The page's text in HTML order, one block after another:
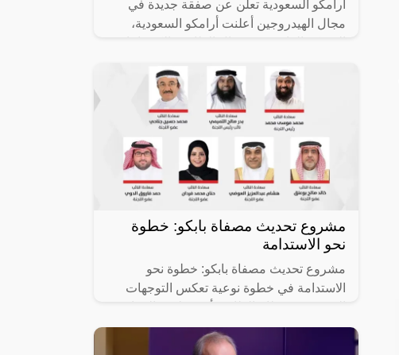
أرامكو السعودية تعلن عن صفقة جديدة في
مجال الهيدروجين أعلنت أرامكو السعودية،
مشروع تحديث مصفاة بابكو: خطوة
نحو الاستدامة
مشروع تحديث مصفاة بابكو: خطوة نحو
الاستدامة في خطوة نوعية تعكس التوجهات
العامة والبيئة بمجلس النواب، برئاسة النائب